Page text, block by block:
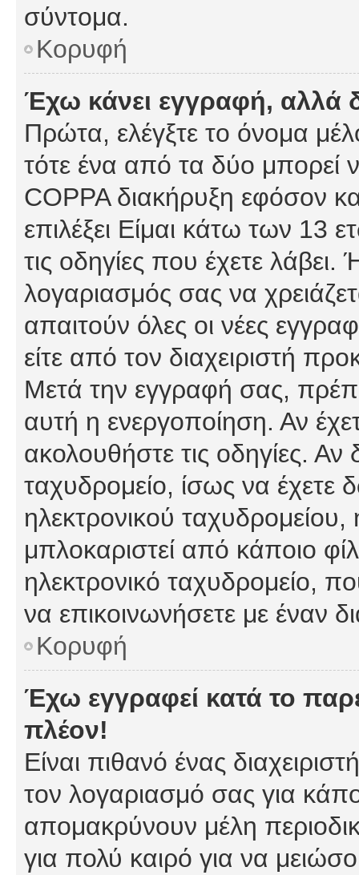
σύντομα.
Κορυφή
Έχω κάνει εγγραφή,
Πρώτα, ελέγξτε το όνομα
τότε ένα από τα δύο μπορεί
COPPA διακήρυξη εφόσον
επιλέξει Είμαι κάτω των 13
τις οδηγίες που έχετε λάβει.
λογαριασμός σας να
απαιτούν όλες οι νέες
είτε από τον διαχειριστή
Μετά την εγγραφή σας,
αυτή η ενεργοποίηση. Αν
ακολουθήστε τις οδηγίες. Αν
ταχυδρομείο, ίσως να έχετε
ηλεκτρονικού ταχυδρομείου,
μπλοκαριστεί από κάποιο
ηλεκτρονικό ταχυδρομείο,
να επικοινωνήσετε με έναν
Κορυφή
Έχω εγγραφεί κατά το
πλέον!
Είναι πιθανό ένας
τον λογαριασμό σας για
απομακρύνουν μέλη
για πολύ καιρό για να